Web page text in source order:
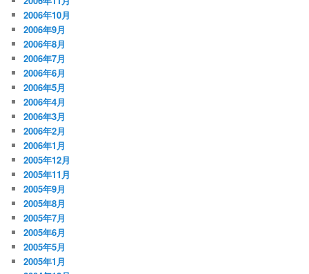
2006年10月
2006年9月
2006年8月
2006年7月
2006年6月
2006年5月
2006年4月
2006年3月
2006年2月
2006年1月
2005年12月
2005年11月
2005年9月
2005年8月
2005年7月
2005年6月
2005年5月
2005年1月